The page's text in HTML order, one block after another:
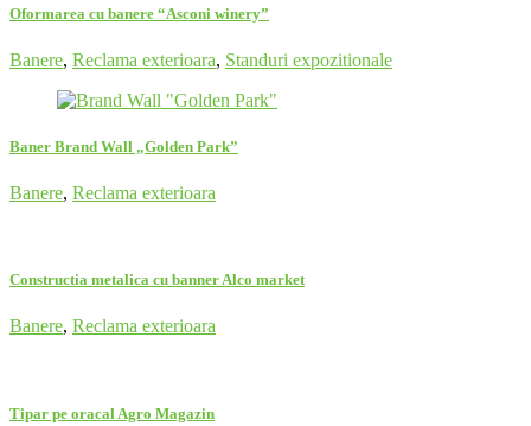
Oformarea cu banere “Asconi winery”
Banere, Reclama exterioara, Standuri expozitionale
Baner Brand Wall „Golden Park”
Banere, Reclama exterioara
Constructia metalica cu banner Alco market
Banere, Reclama exterioara
Tipar pe oracal Agro Magazin